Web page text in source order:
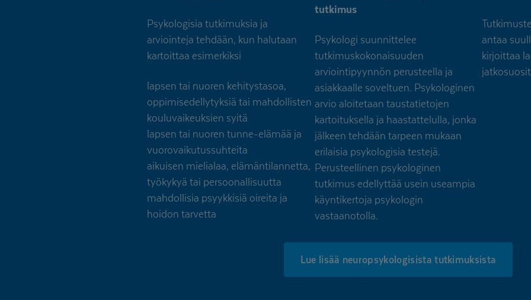
Psykologisia tutkimuksia ja
arviointeja tehdään, kun halutaan
kartoittaa esimerkiksi
lapsen tai nuoren kehitystasoa,
oppimisedellytyksiä tai mahdollisten
kouluvaikeuksien syitä
lapsen tai nuoren tunne-elämää ja
vuorovaikutussuhteita
aikuisen mielialaa, elämäntilannetta,
työkykyä tai persoonallisuutta
mahdollisia psyykkisiä oireita ja
hoidon tarvetta
tutkimus
Psykologi suunnittelee
tutkimuskokonaisuuden
arviointipyynnön perusteella ja
asiakkaalle soveltuen. Psykologinen
arvio aloitetaan taustatietojen
kartoituksella ja haastattelulla, jonka
jälkeen tehdään tarpeen mukaan
erilaisia psykologisia testejä.
Perusteellinen psykologinen
tutkimus edellyttää usein useampia
käyntikertoja psykologin
vastaanotolla.
antaa
kirjoittaa
Lue lisää neuropsykologisista tutkimuksista